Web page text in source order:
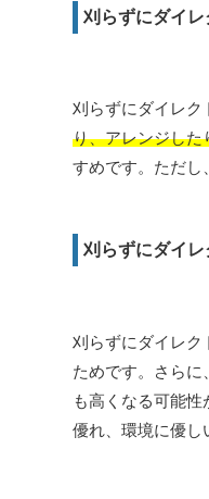
刈らずにダイ
刈らずにダイレク
り、アレンジした
すめです。ただし
刈らずにダイレ
刈らずにダイレク
ためです。さらに
も高くなる可能
優れ、環境に優し